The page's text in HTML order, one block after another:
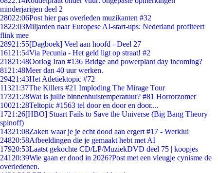
minderjarigen deel 2
28022:06Post hier pas overleden muzikanten #32
1822:03Miljarden naar Europese AI-start-ups: Nederland profiteert
flink mee
28921:55[Dagboek] Veel aan hoofd - Deel 27
161 21:54Via Pecunia - Het geld ligt op straat! #2
21821:48Oorlog Iran #136 Bridge and powerplant day incoming?
81 21:48Meer dan 40 uur werken.
29421:43Het Atletiektopic #72
11321:37The Killers #21 Imploding The Mirage Tour
17321:28Wat is jullie binnenhuistemperatuur? #81 Horrorzomer
10021:28Teltopic #1563 tel door en door en door....
1721:26[HBO] Stuart Fails to Save the Universe (Big Bang Theory
spinoff)
14321:08Zaken waar je je echt dood aan ergert #17 - Werklui
24820:58Afbeeldingen die je gemaakt hebt met AI
17920:53Laatst gekochte CD/LP/MuziekDVD deel 75 | koopjes
241 20:39Wie gaan er dood in 2026?Post met een vleugje cynisme de
overledenen.